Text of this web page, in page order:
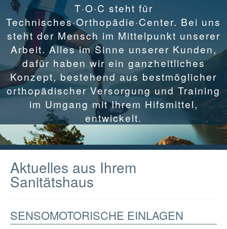
T·O·C steht für
Technisches·Orthopädie·Center. Bei uns
steht der Mensch im Mittelpunkt unserer
Arbeit. Alles im Sinne unserer Kunden,
dafür haben wir ein ganzheitliches
Konzept, bestehend aus bestmöglicher
orthopädischer Versorgung und Training
im Umgang mit Ihrem Hifsmittel,
entwickelt.
Aktuelles aus Ihrem
Sanitätshaus
SENSOMOTORISCHE EINLAGEN